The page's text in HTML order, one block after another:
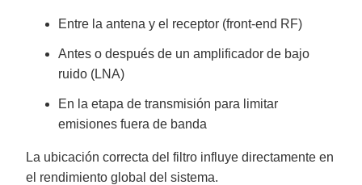
Entre la antena y el receptor (front-end RF)
Antes o después de un amplificador de bajo
ruido (LNA)
En la etapa de transmisión para limitar
emisiones fuera de banda
La ubicación correcta del filtro influye directamente en
el rendimiento global del sistema.